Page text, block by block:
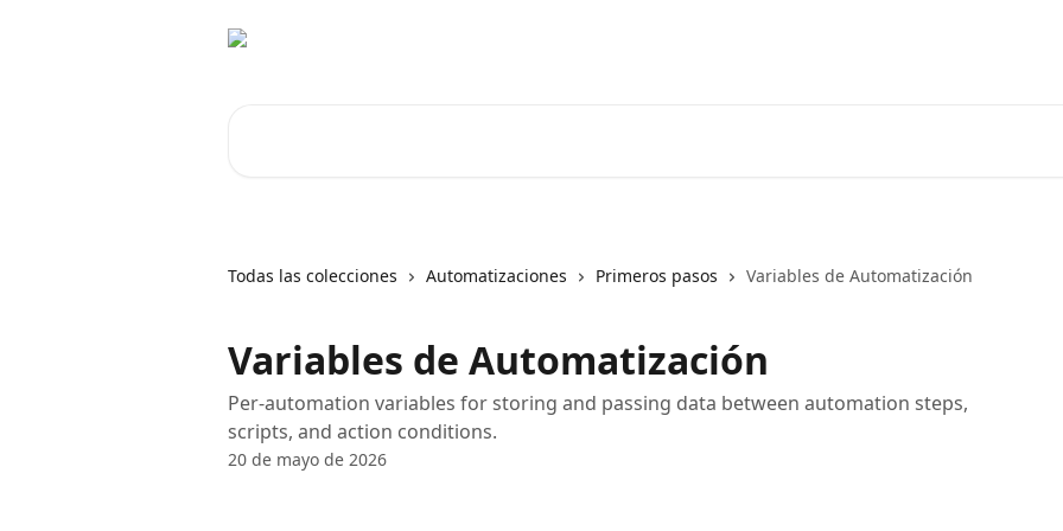
Todas las colecciones Automatizaciones Primeros pasos Variables de Automatización
Variables de Automatización
Per-automation variables for storing and passing data between automation steps,
scripts, and action conditions.
20 de mayo de 2026